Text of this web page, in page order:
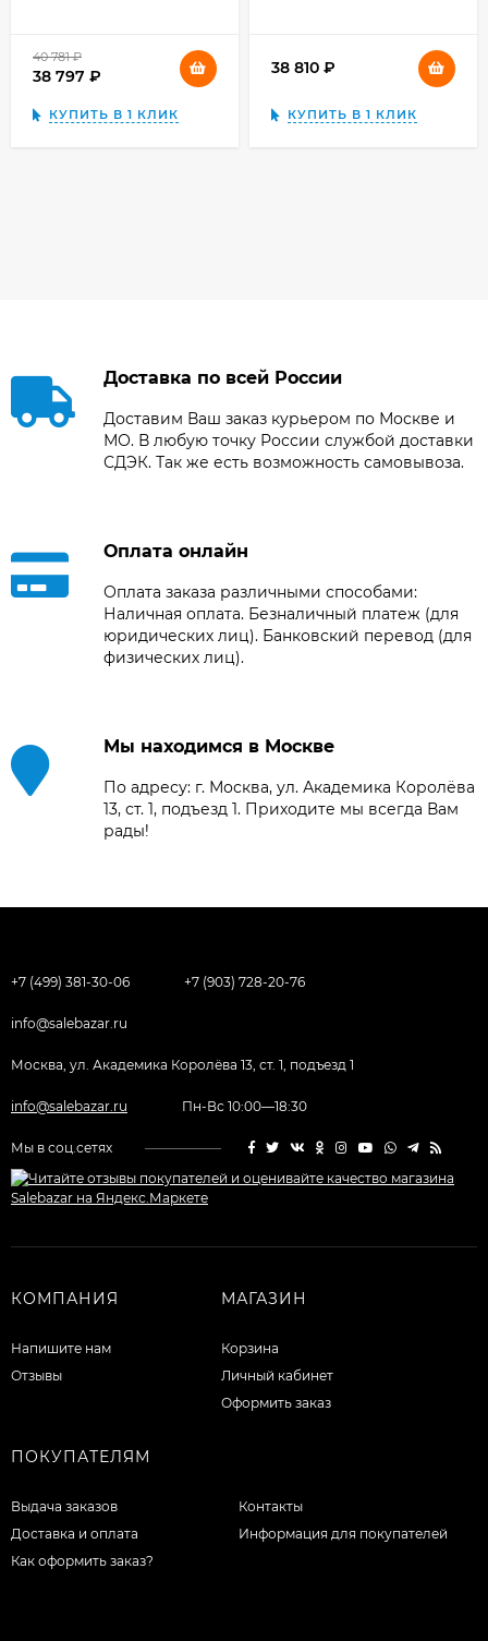
40 781
38 797
КУПИТЬ В 1 КЛИК
38 810
КУПИТЬ В 1 КЛИК
Доставка по всей России
Доставим Ваш заказ курьером по Москве и
МО. В любую точку России службой доставки
СДЭК. Так же есть возможность самовывоза.
Оплата онлайн
Оплата заказа различными способами:
Наличная оплата. Безналичный платеж (для
юридических лиц). Банковский перевод (для
физических лиц).
Мы находимся в Москве
По адресу: г. Москва, ул. Академика Королёва
13, ст. 1, подъезд 1. Приходите мы всегда Вам
рады!
+7 (499) 381-30-06 +7 (903) 728-20-76
info@salebazar.ru
Москва, ул. Академика Королёва 13, ст. 1, подъезд 1
info@salebazar.ru Пн-Вс 10:00—18:30
Мы в соц.сетях
КОМПАНИЯ
Напишите нам
Отзывы
МАГАЗИН
Корзина
Личный кабинет
Оформить заказ
ПОКУПАТЕЛЯМ
Выдача заказов
Доставка и оплата
Как оформить заказ?
Контакты
Информация для покупателей